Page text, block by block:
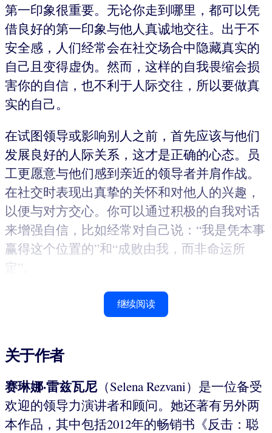
第一印象很重要。无论你走到哪里，都可以凭
借良好的第一印象与他人真诚地交往。出于不
安全感，人们经常会在社交场合中隐藏真实的
自己且变得虚伪。然而，这样的自我畏缩会损
害你的自信，也不利于人际交往，所以要做真
实的自己。
在试图领导或影响别人之前，首先应该与他们
发展良好的人际关系，这才是正确的心态。员
工更愿意与他们感到亲近的领导者并肩作战。
在社交时表现出真挚的关怀和对他人的兴趣，
以便与对方交心。你可以通过积极的自我对话
来增强自信，比如经常对自己说：“我是凭本事
赢得这个位置的”和“成败由我，而非命运所
定”。
继续阅读
关于作者
赛琳娜·雷兹瓦尼 （Selena Rezvani）是一位备受
欢迎的领导力演讲者和顾问。她还著有另外两
本作品，其中包括2012年的畅销书《反击：聪